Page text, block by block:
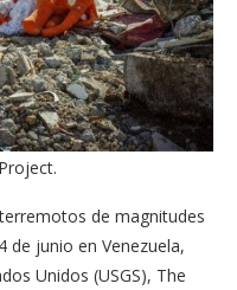
de magnitudes
de junio en Venezuela,
Unidos (USGS), The